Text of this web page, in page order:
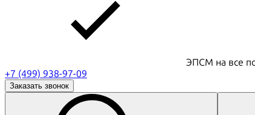
ЭПСМ на все
+7 (499) 938-97-09
Заказать звонок